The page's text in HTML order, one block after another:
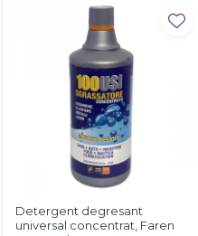
Detergent degresant
universal concentrat, Faren